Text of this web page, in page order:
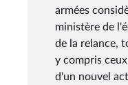
armées
ministère de
de la relance,
y compris
d'un nouvel